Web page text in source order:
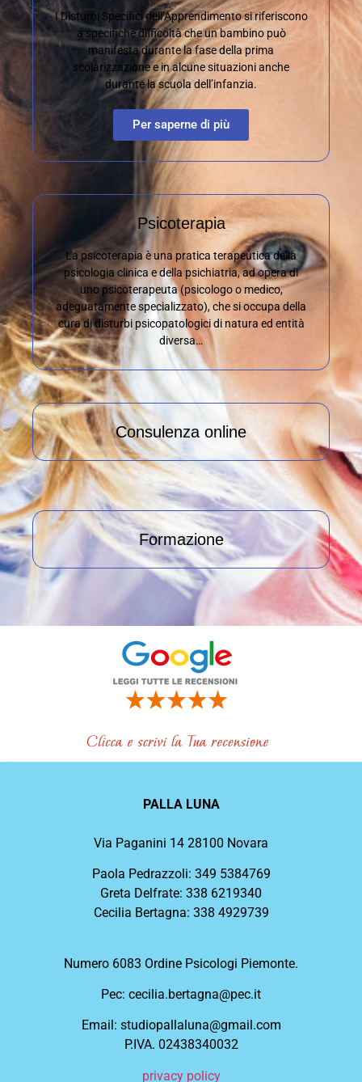
I Disturbi Specifici dell’Apprendimento si riferiscono
a specifiche difficoltà che un bambino può
manifesta durante la fase della prima
scolarizzazione e in alcune situazioni anche
durante la scuola dell’infanzia.
Per saperne di più
Psicoterapia
La psicoterapia è una pratica terapeutica della
psicologia clinica e della psichiatria, ad opera di
uno psicoterapeuta (psicologo o medico,
adeguatamente specializzato), che si occupa della
cura di disturbi psicopatologici di natura ed entità
diversa…
Consulenza online
Formazione
PALLA LUNA
Via Paganini 14 28100 Novara
Paola Pedrazzoli: 349 5384769
Greta Delfrate: 338 6219340
Cecilia Bertagna: 338 4929739
Numero 6083 Ordine Psicologi Piemonte.
Pec: cecilia.bertagna@pec.it
Email: studiopallaluna@gmail.com
P.IVA. 02438340032
privacy policy